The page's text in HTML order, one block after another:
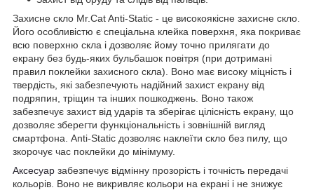
Захисне скло Mr.Cat Anti-Static - це високоякісне захисне скло.
Його особливістю є спеціальна клейка поверхня, яка покриває
всю поверхню скла і дозволяє йому точно прилягати до
екрану без будь-яких бульбашок повітря (при дотримані
правил поклейки захисного скла). Воно має високу міцність і
твердість, які забезпечують надійний захист екрану від
подряпин, тріщин та інших пошкоджень. Воно також
забезпечує захист від ударів та зберігає цілісність екрану, що
дозволяє зберегти функціональність і зовнішній вигляд
смартфона. Anti-Static дозволяє наклеїти скло без пилу, що
зкорочує час поклейки до мінімуму.
Аксесуар забезпечує відмінну прозорість і точність передачі
кольорів. Воно не викривляє кольори на екрані і не знижує